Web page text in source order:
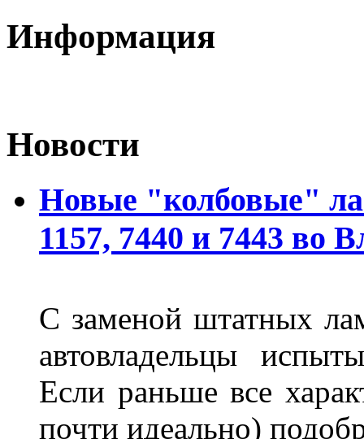
Информация
Новости
Новые "колбовые"
1157, 7440 и 7443 во
С заменой штатных
автовладельцы
Если раньше все
почти идеально)